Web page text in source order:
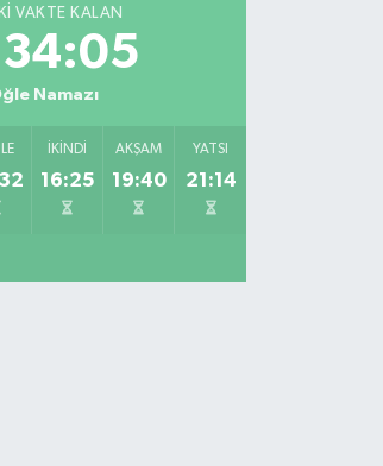
VAKTE KALAN
Namazı
İKINDI
16:25
AKŞAM
19:40
YATSI
21:14